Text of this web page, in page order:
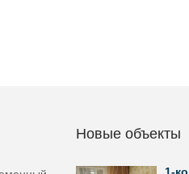
Новые объекты